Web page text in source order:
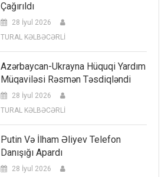
Çağırıldı
28 İyul 2026
TURAL KƏLBƏCƏRLİ
Azərbaycan-Ukrayna Hüquqi Yardım
Müqaviləsi Rəsmən Təsdiqləndi
28 İyul 2026
TURAL KƏLBƏCƏRLİ
Putin Və İlham Əliyev Telefon
Danışığı Apardı
28 İyul 2026